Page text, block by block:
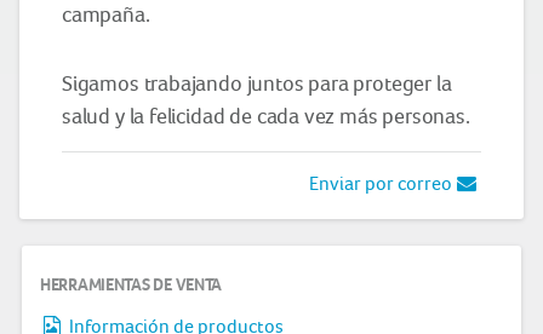
campaña.
Sigamos trabajando juntos para proteger la
salud y la felicidad de cada vez más personas.
Enviar por correo
HERRAMIENTAS DE VENTA
Información de productos